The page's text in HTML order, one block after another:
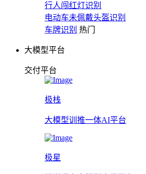
行人闯红灯识别
电动车未佩戴头盔识别
车牌识别 热门
大模型平台
交付平台
极栈
大模型训推一体AI平台
极星